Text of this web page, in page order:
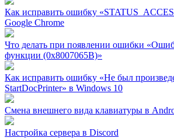
Как исправить ошибку
Google Chrome
Что делать при появлении ошибки
функции (0x8007065B)»
Как исправить ошибку «Не был
StartDocPrinter» в Windows 10
Смена внешнего вида клавиатуры в
Настройка сервера в Discord